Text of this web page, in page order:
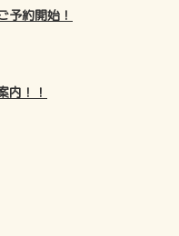
約開始！
内！！